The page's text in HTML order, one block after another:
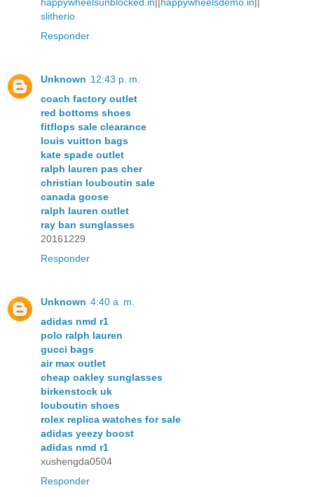
slitherio
Responder
Unknown 12:43 p. m.
coach factory outlet
red bottoms shoes
fitflops sale clearance
louis vuitton bags
kate spade outlet
ralph lauren pas cher
christian louboutin sale
canada goose
ralph lauren outlet
ray ban sunglasses
20161229
Responder
Unknown 4:40 a. m.
adidas nmd r1
polo ralph lauren
gucci bags
air max outlet
cheap oakley sunglasses
birkenstock uk
louboutin shoes
rolex replica watches for sale
adidas yeezy boost
adidas nmd r1
xushengda0504
Responder